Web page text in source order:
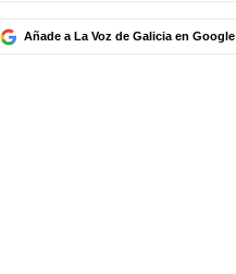
Añade a La Voz de Galicia en Google